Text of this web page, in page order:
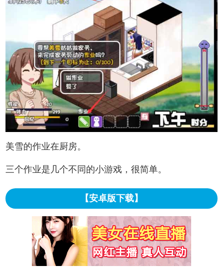
美雪的作业在厨房。
三个作业是几个不同的小游戏，很简单。
【安卓版下载】